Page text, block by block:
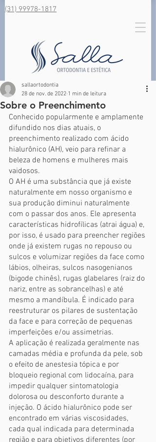
(31) 99978-1817
Sobre o Preenchimento
sallaortodontia
28 de nov. de 2022 1 min de leitura
Conhecido popularmente e amplamente
difundido nos dias atuais, o
preenchimento realizado com ácido
hialurônico (AH), veio para refinar a
beleza de homens e mulheres mais
vaidosos.
O AH é uma substância que já existe
naturalmente em nosso organismo e
sua produção diminui naturalmente
com o passar dos anos. Ele apresenta
características hidrofílicas (atrai água) e,
por isso, é usado para preencher regiões
onde já existem rugas no repouso ou
sulcos e volumizar regiões da face como
lábios, olheiras, sulcos nasogenianos
(bigode chinês), rugas glabelares (raiz do
nariz, entre as sobrancelhas) e até
mesmo a mandíbula. É indicado para
reestruturar os pilares de sustentação
da face e para correção de pequenas
imperfeições e/ou assimetrias.
A aplicação é realizada geralmente nas
camadas média e profunda da pele, sob
o efeito de anestesia tópica e por
bloqueio regional com lidocaína, para
impedir qualquer sintomatologia
dolorosa ou desconforto durante a
injeção. O ácido hialurônico pode ser
encontrado em várias viscosidades,
cada qual indicada para determinada
região e para objetivos diferentes (por